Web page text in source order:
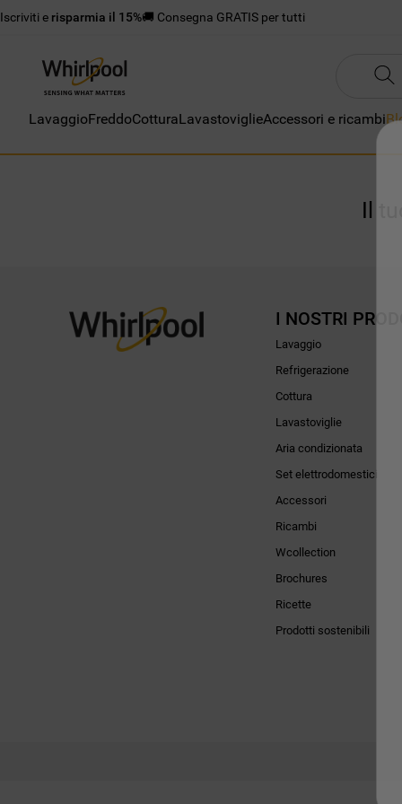
Iscriviti e risparmia il 15%🚚 Consegna GRATIS per tutti
LavaggioFreddoCotturaLavastoviglieAccessori e ricambi
Il
I NOSTRI
Lavaggio
Refrigerazione
Cottura
Lavastoviglie
Aria condizionata
Set elettrodomestici
Accessori
Ricambi
Wcollection
Brochures
Ricette
Prodotti sostenibili